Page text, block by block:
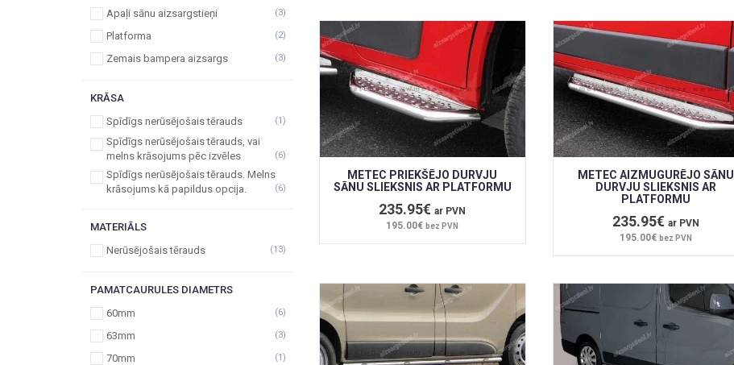
Apaļi sānu aizsargstieņi (3)
Platforma (2)
Zemais bampera aizsargs (3)
KRĀSA
Spīdīgs nerūsējošais tērauds
(1)
Spīdīgs nerūsējošais tērauds, vai
melns krāsojums pēc izvēles
(6)
Spīdīgs nerūsējošais tērauds. Melns
krāsojums kā papildus opcija.
(6)
MATERIĀLS
Nerūsējošais tērauds
(13)
PAMATCAURULES DIAMETRS
60mm
(6)
63mm (3)
70mm (1)
METEC PRIEKŠĒJO DURVJU
SĀNU SLIEKSNIS AR PLATFORMU
235.95€ar PVN
195.00€bez PVN
METEC AIZMUGURĒJO SĀNU
DURVJU SLIEKSNIS AR
PLATFORMU
235.95€ ar PVN
195.00€ bez PVN